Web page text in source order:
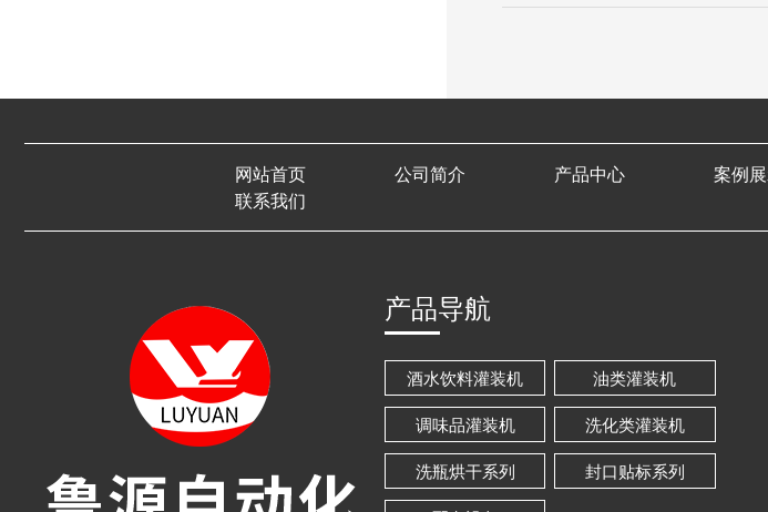
网站首页 公司简介 产品中心 案例
联系我们
产品导航
酒水饮料灌装机
油类灌装机
调味品灌装机
洗化类灌装机
洗瓶烘干系列
封口贴标系列